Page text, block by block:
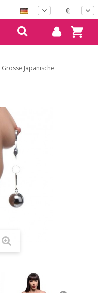
€
Grosse Japanische